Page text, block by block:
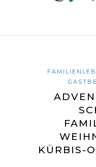
KÜRBIS-